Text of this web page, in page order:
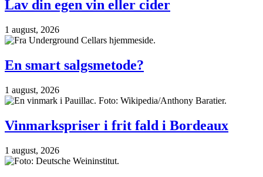
Lav din egen vin eller cider
1 august, 2026
En smart salgsmetode?
1 august, 2026
Vinmarkspriser i frit fald i Bordeaux
1 august, 2026